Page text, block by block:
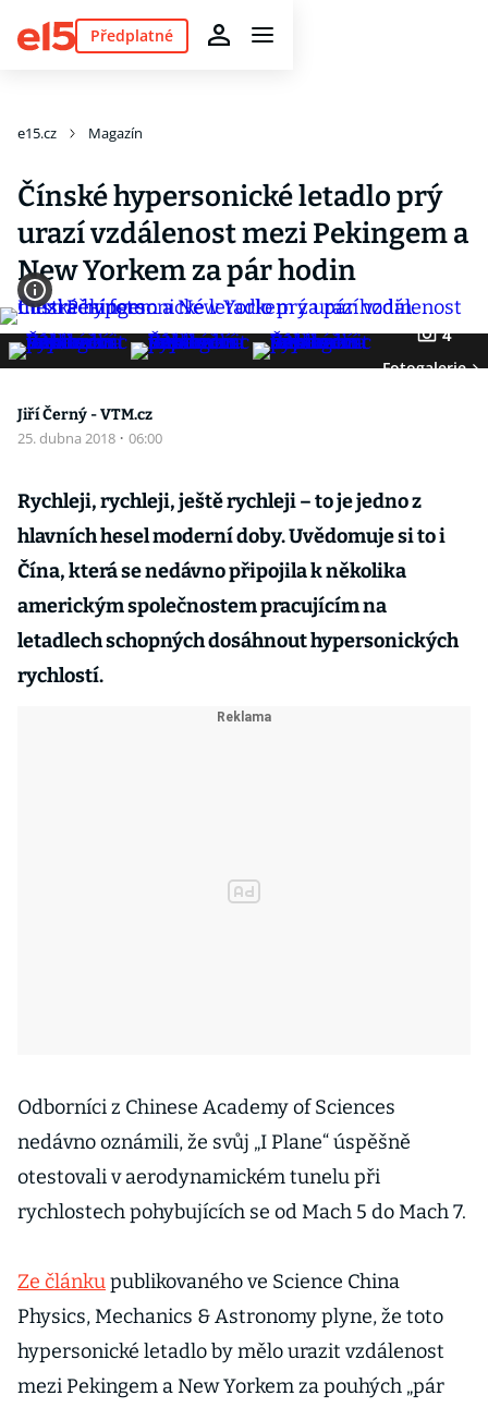
Předplatné
e15.cz Magazín
Čínské hypersonické letadlo prý
urazí vzdálenost mezi Pekingem a
New Yorkem za pár hodin
4
Fotogalerie
Jiří Černý - VTM.cz
25. dubna 2018 · 06:00
Rychleji, rychleji, ještě rychleji – to je jedno z
hlavních hesel moderní doby. Uvědomuje si to i
Čína, která se nedávno připojila k několika
americkým společnostem pracujícím na
letadlech schopných dosáhnout hypersonických
rychlostí.
Odborníci z Chinese Academy of Sciences
nedávno oznámili, že svůj „I Plane“ úspěšně
otestovali v aerodynamickém tunelu při
rychlostech pohybujících se od Mach 5 do Mach 7.
Ze článkupublikovaného ve Science China
Physics, Mechanics & Astronomy plyne, že toto
hypersonické letadlo by mělo urazit vzdálenost
mezi Pekingem a New Yorkem za pouhých „pár